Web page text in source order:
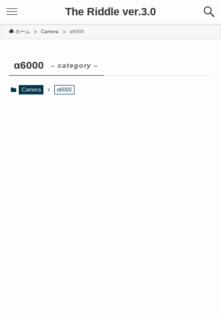
The Riddle ver.3.0
ホーム Camera α6000
α6000 – category –
Camera α6000